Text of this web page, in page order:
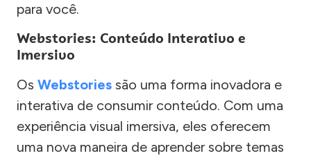
para você.
Webstories: Conteúdo Interativo e
Imersivo
Os Webstories são uma forma inovadora e
interativa de consumir conteúdo. Com uma
experiência visual imersiva, eles oferecem
uma nova maneira de aprender sobre temas